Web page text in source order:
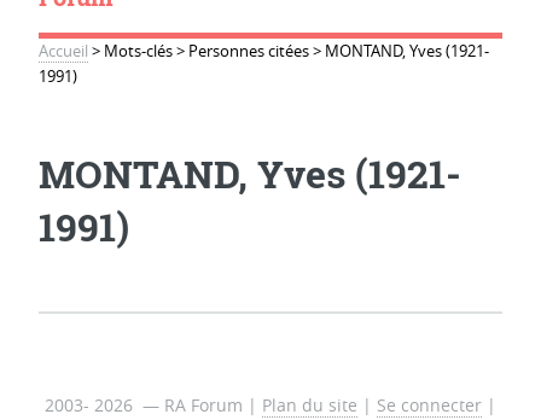
Accueil > Mots-clés> Personnes citées> MONTAND, Yves (1921-
1991)
MONTAND, Yves (1921-
1991)
2003- 2026 — RA Forum | Plan du site | Se connecter |